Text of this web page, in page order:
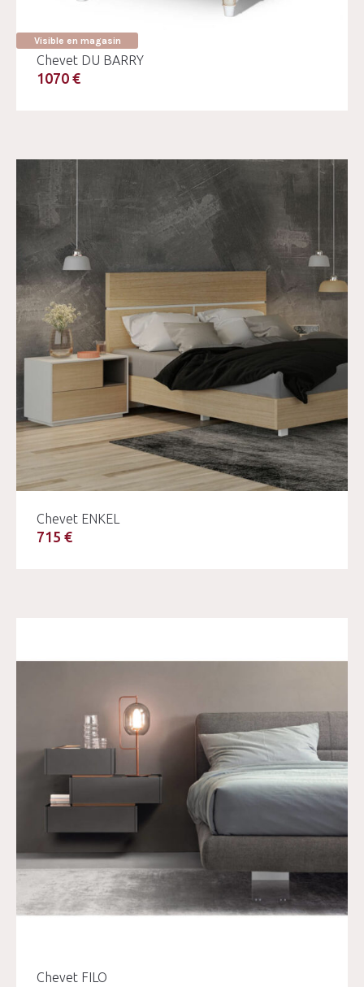
Visible en magasin
Chevet DU BARRY
1070 €
Chevet ENKEL
715 €
Chevet FILO